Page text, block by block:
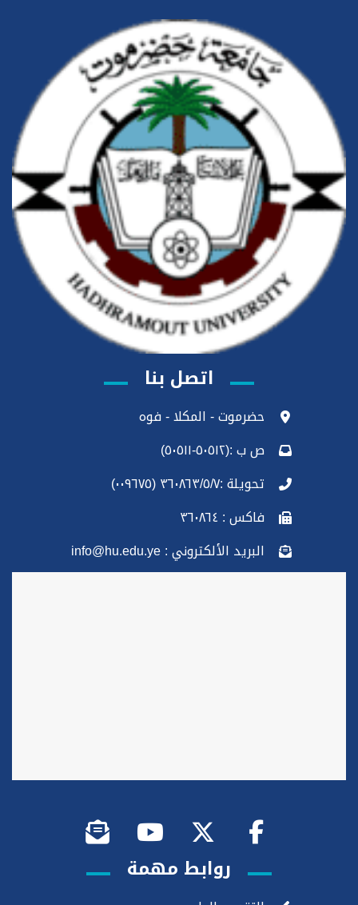
اتصل بنا
حضرموت - المكلا - فوه
ص ب :(٥٠٥١٢-٥٠٥١١)
تحويلة :٣٦٠٨٦٣/٥/٧ (٠٠٩٦٧٥)
فاكس : ٣٦٠٨٦٤
البريد الألكتروني : info@hu.edu.ye
روابط مهمة